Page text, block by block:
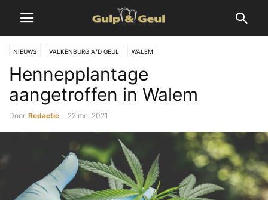
NIEUWS VALKENBURG A/D GEUL WALEM
Hennepplantage
aangetroffen in Walem
Door Redactie - 22 mei 2021